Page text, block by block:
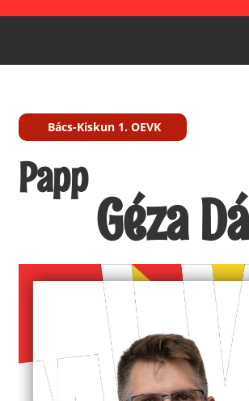
Bács-Kiskun 1. OEVK
Papp
Géza